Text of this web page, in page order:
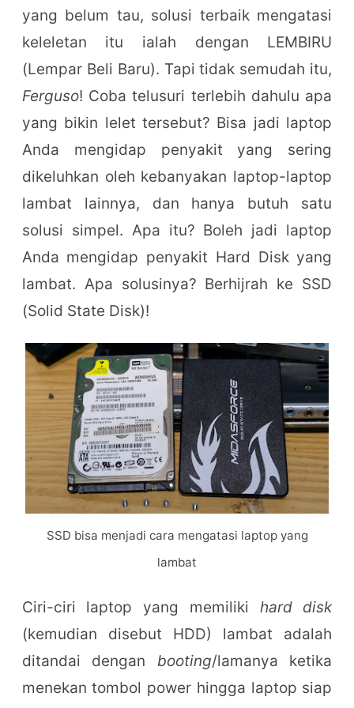
yang belum tau, solusi terbaik mengatasi
keleletan itu ialah dengan LEMBIRU
(Lempar Beli Baru). Tapi tidak semudah itu,
Ferguso! Coba telusuri terlebih dahulu apa
yang bikin lelet tersebut? Bisa jadi laptop
Anda mengidap penyakit yang sering
dikeluhkan oleh kebanyakan laptop-laptop
lambat lainnya, dan hanya butuh satu
solusi simpel. Apa itu? Boleh jadi laptop
Anda mengidap penyakit Hard Disk yang
lambat. Apa solusinya? Berhijrah ke SSD
(Solid State Disk)!
SSD bisa menjadi cara mengatasi laptop yang
lambat
Ciri-ciri laptop yang memiliki hard disk
(kemudian disebut HDD) lambat adalah
ditandai dengan booting/lamanya ketika
menekan tombol power hingga laptop siap